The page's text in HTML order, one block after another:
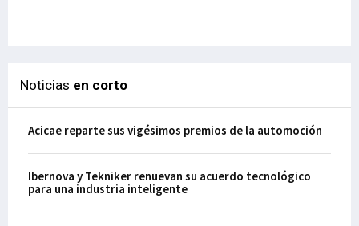
Noticias en corto
Acicae reparte sus vigésimos premios de la automoción
Ibernova y Tekniker renuevan su acuerdo tecnológico
para una industria inteligente